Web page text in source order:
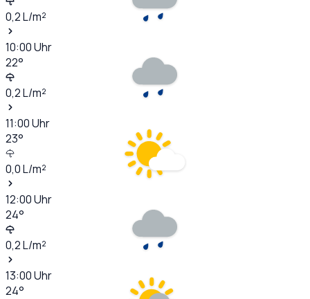
0,2L/m²
10:00Uhr
22°
0,2L/m²
11:00Uhr
23°
0,0L/m²
12:00Uhr
24°
0,2L/m²
13:00Uhr
24°